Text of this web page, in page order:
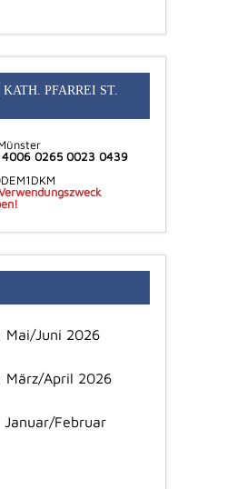
PFARREI ST.
4006 0265 0023 0439
Mai/Juni 2026
März/April 2026
Januar/Februar